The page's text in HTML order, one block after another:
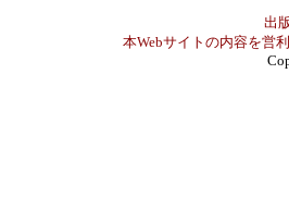
出
本Webサイトの内容を営